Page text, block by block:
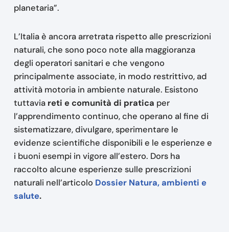
planetaria”.
L’Italia è ancora arretrata rispetto alle prescrizioni
naturali, che sono poco note alla maggioranza
degli operatori sanitari e che vengono
principalmente associate, in modo restrittivo, ad
attività motoria in ambiente naturale. Esistono
tuttavia reti e comunità di pratica per
l’apprendimento continuo, che operano al fine di
sistematizzare, divulgare, sperimentare le
evidenze scientifiche disponibili e le esperienze e
i buoni esempi in vigore all’estero. Dors ha
raccolto alcune esperienze sulle prescrizioni
naturali nell’articolo Dossier Natura, ambienti e
salute.